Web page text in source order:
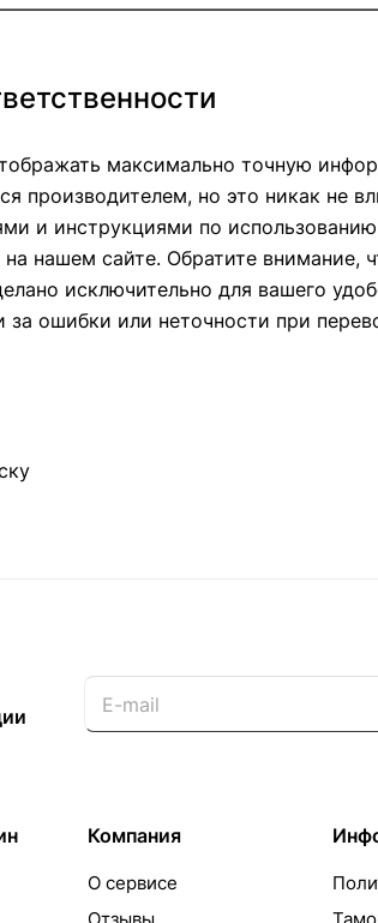
максимально точную
производителем, но это никак не
и инструкциями по
на нашем сайте. Обратите
исключительно для вашего
за ошибки или неточности при
Компания
О сервисе